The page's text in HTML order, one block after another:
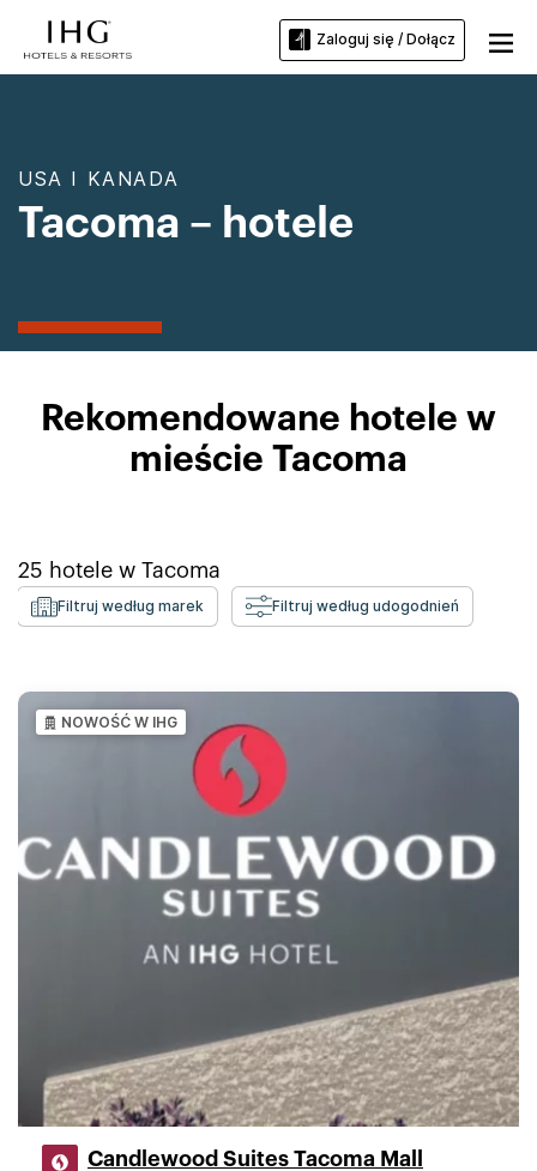
Zaloguj się / Dołącz
USA I KANADA
Tacoma – hotele
Rekomendowane hotele w
mieście Tacoma
25 hotele w Tacoma
Filtruj według marek Filtruj według udogodnień
NOWOŚĆ W IHG
Candlewood Suites Tacoma Mall